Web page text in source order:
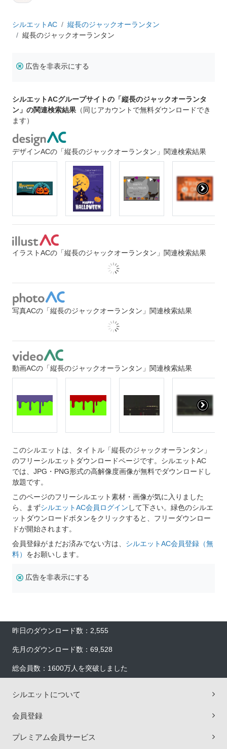
シルエットAC
縦長のジャックオーランタン
縦長のジャックオーランタン
広告を非表示にする
シルエットACグループサイトの「縦長のジャックオーランタ
ン」の関連検索結果 （同じアカウントで無料ダウンロードでき
ます）
デザインACの「縦長のジャックオーランタン」関連検索結果
イラストACの「縦長のジャックオーランタン」関連検索結果
写真ACの「縦長のジャックオーランタン」関連検索結果
動画ACの「縦長のジャックオーランタン」関連検索結果
このシルエットは、タイトル「縦長のジャックオーランタン」
のフリーシルエットダウンロードページです。シルエットAC
では、JPG・PNG形式の高解像度画像が無料でダウンロードし
放題です。
このページのフリーシルエット素材・画像が気に入りました
ら、まずシルエットAC会員ログイン して下さい。緑色のシルエ
ットダウンロードボタンをクリックすると、フリーダウンロー
ドが開始されます。
会員登録がまだお済みでない方は、 シルエットAC会員登録（無
料） をお願いします。
広告を非表示にする
昨日のダウンロード数：2,555
先月のダウンロード数：69,528
総会員数：1600万人を突破しました
シルエットについて
会員登録
プレミアム会員サービス